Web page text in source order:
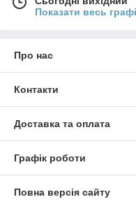
Показати весь
Про нас
Контакти
Доставка та оплата
Графік роботи
Повна версія сайту